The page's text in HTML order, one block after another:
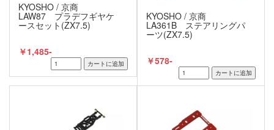
KYOSHO / 京商
LAW87 プラデフギヤケ
ースセット(ZX7.5)
￥1,485-
KYOSHO / 京商
LA361B ステアリングパ
ーツ(ZX7.5)
￥578-